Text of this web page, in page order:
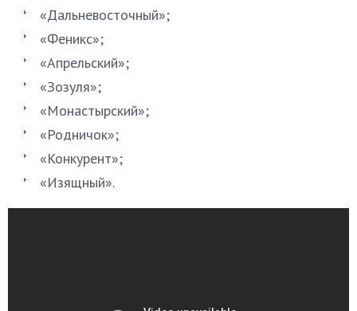
«Дальневосточный»;
«Феникс»;
«Апрельский»;
«Зозуля»;
«Монастырский»;
«Родничок»;
«Конкурент»;
«Изящный».